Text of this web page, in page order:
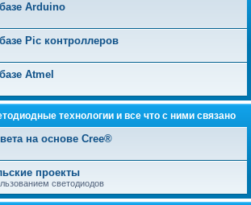
Arduino
Pic контроллеров
Atmel
технологии и все что с ними связано
на основе Cree®
проекты
светодиодов